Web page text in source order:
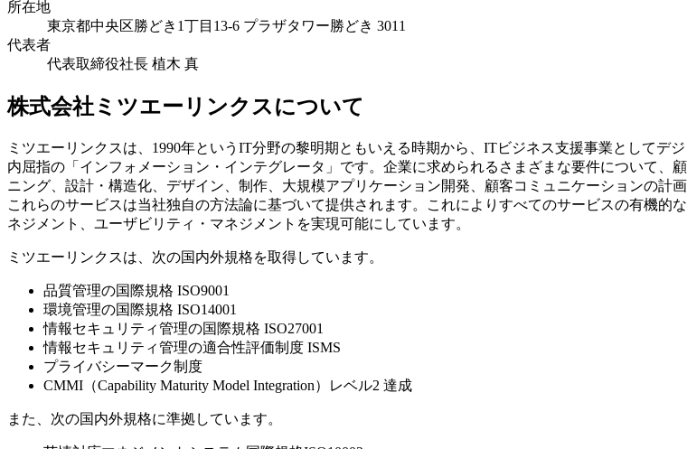
所在地
東京都中央区勝どき1丁目13-6 プラザタワー勝どき 3011
代表者
代表取締役社長 植木 真
株式会社ミツエーリンクスについて
ミツエーリンクスは、1990年というIT分野の黎明期ともいえる時期から、ITビジネス支援事業として
内屈指の「インフォメーション・インテグレータ」です。企業に求められるさまざまな要件について
ニング、設計・構造化、デザイン、制作、大規模アプリケーション開発、顧客コミュニケーションの計
これらのサービスは当社独自の方法論に基づいて提供されます。これによりすべてのサービスの有機
ネジメント、ユーザビリティ・マネジメントを実現可能にしています。
ミツエーリンクスは、次の国内外規格を取得しています。
品質管理の国際規格 ISO9001
環境管理の国際規格 ISO14001
情報セキュリティ管理の国際規格 ISO27001
情報セキュリティ管理の適合性評価制度 ISMS
プライバシーマーク制度
CMMI（Capability Maturity Model Integration）レベル2 達成
また、次の国内外規格に準拠しています。